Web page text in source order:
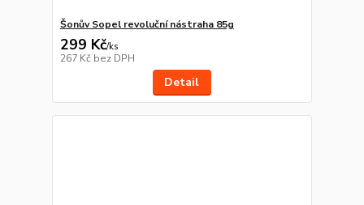
Šonův Sopel revoluční nástraha 85g
299 Kč/ks
267 Kč bez DPH
Detail